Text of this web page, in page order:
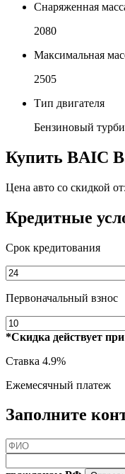
Снаряженная
2080
Максимальная
2505
Тип двигателя
Бензиновый
Купить BAIC
Цена авто со скидкой от:
Кредитные
Срок кредитования
Первоначальный взнос
*Скидка действует
Ставка 4.9%
Ежемесячный платеж
Заполните